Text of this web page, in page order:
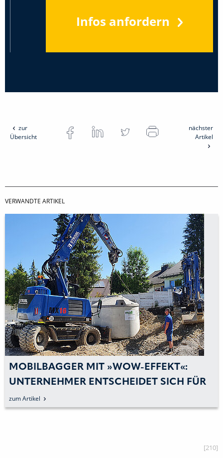
Infos anfordern
zur
Übersicht
nächster
Artikel
VERWANDTE ARTIKEL
MOBILBAGGER MIT »WOW-EFFEKT«:
UNTERNEHMER ENTSCHEIDET SICH FÜR
HYDREMA-MASCHINE
zum Artikel
[210]